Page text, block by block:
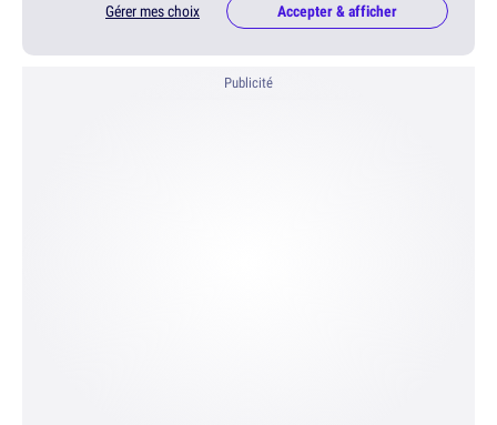
Gérer mes choix Accepter & afficher
Publicité